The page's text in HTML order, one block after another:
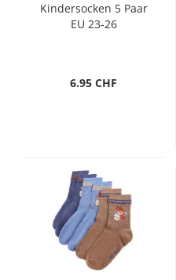
Kindersocken 5 Paar
EU 23-26
6.95 CHF